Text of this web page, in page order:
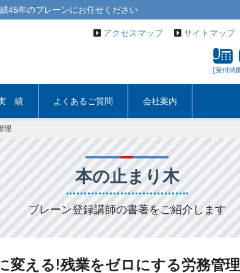
45年のブレーンにお任せください
アクセスマップ サイトマップ
績 よくあるご質問 会社案内
理
本の止まり木
ブレーン登録講師の書著をご紹介します
変える!残業をゼロにする労務管理